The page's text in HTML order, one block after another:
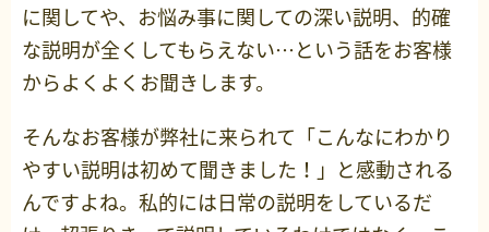
に関してや、お悩み事に関しての深い説明、的確
な説明が全くしてもらえない…という話をお客様
からよくよくお聞きします。
そんなお客様が弊社に来られて「こんなにわかり
やすい説明は初めて聞きました！」と感動される
んですよね。私的には日常の説明をしているだ